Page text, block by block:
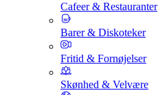
Cafeer & Restauranter
Barer & Diskoteker
Fritid & Fornøjelser
Skønhed & Velvære